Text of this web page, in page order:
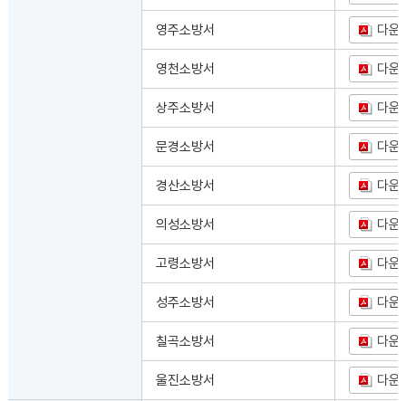
영주소방서 다운
영천소방서 다운
상주소방서 다운
문경소방서 다운
경산소방서 다운
의성소방서 다운
고령소방서 다운
성주소방서 다운
칠곡소방서 다운
울진소방서 다운